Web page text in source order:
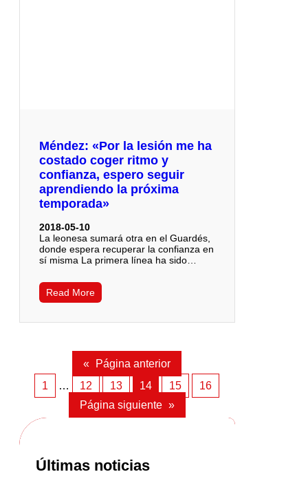
Méndez: «Por la lesión me ha
costado coger ritmo y
confianza, espero seguir
aprendiendo la próxima
temporada»
2018-05-10
La leonesa sumará otra en el Guardés,
donde espera recuperar la confianza en
sí misma La primera línea ha sido…
Read More
«
Página anterior
1
… 12 13 14 15
16
Página siguiente »
Últimas noticias